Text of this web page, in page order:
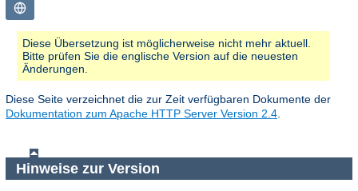
Diese Übersetzung ist möglicherweise nicht mehr aktuell.
Bitte prüfen Sie die englische Version auf die neuesten
Änderungen.
Diese Seite verzeichnet die zur Zeit verfügbaren Dokumente der
Dokumentation zum Apache HTTP Server Version 2.4
Hinweise zur Version